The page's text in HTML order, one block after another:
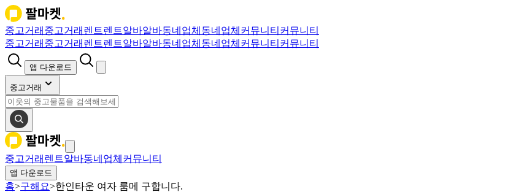
중고거래 중고거래 렌트렌트알바알바동네업체 동네업체 커뮤니티 커뮤니티
중고거래 중고거래 렌트렌트알바알바동네업체 동네업체 커뮤니티 커뮤니티
앱 다운로드
중고거래
중고거래 렌트알바동네업체 커뮤니티
앱 다운로드
홈>구해요>한인타운 여자 룸메 구합니다.